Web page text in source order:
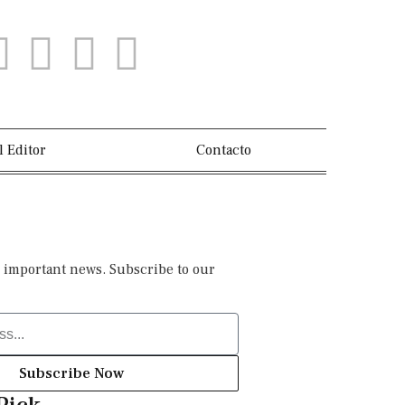
Editor Contacto
important news. Subscribe to our
Subscribe Now